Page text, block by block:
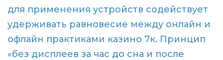
для применения устройств содействует
удерживать равновесие между онлайн и
офлайн практиками казино 7к. Принцип
«без дисплеев за час до сна и после